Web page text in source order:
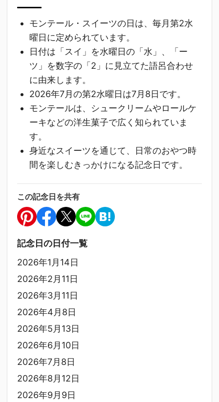
モンテール・スイーツの日は、毎月第2水
曜日に定められています。
日付は「スイ」を水曜日の「水」、「ー
ツ」を数字の「2」に見立てた語呂合わせ
に由来します。
2026年7月の第2水曜日は7月8日です。
モンテールは、シュークリームやロールケ
ーキなどの洋生菓子で広く知られていま
す。
身近なスイーツを通じて、日常のおやつ時
間を楽しむきっかけになる記念日です。
この記念日を共有
記念日の日付一覧
2026年1月14日
2026年2月11日
2026年3月11日
2026年4月8日
2026年5月13日
2026年6月10日
2026年7月8日
2026年8月12日
2026年9月9日